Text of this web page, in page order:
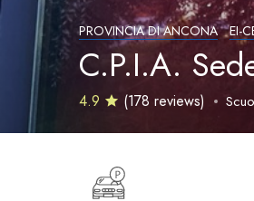
PROVINCIA DI ANCONA EI-
C.P.I.A.
4.9 (178 reviews)